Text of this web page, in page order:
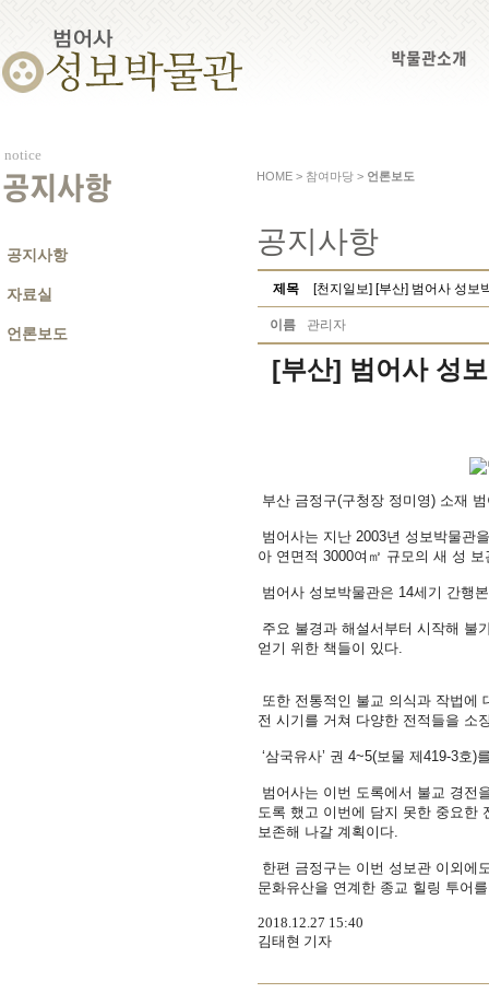
박물관소개
notice
공지사항
공지사항
자료실
언론보도
HOME > 참여마당 > 언론보도
공지사항
제목 [천지일보] [부산] 범어사 성보
이름 관리자
[부산] 범어사 성
부산 금정구(구청장 정미영) 소재
범어사는 지난 2003년 성보박물관
아 연면적 3000여㎡ 규모의 새 성
범어사 성보박물관은 14세기 간행
주요 불경과 해설서부터 시작해 불
얻기 위한 책들이 있다.
또한 전통적인 불교 의식과 작법에
전 시기를 거쳐 다양한 전적들을 소
‘삼국유사’ 권 4~5(보물 제419-3호
범어사는 이번 도록에서 불교 경전
도록 했고 이번에 담지 못한 중요한
보존해 나갈 계획이다.
한편 금정구는 이번 성보관 이외에
문화유산을 연계한 종교 힐링 투어
2018.12.27 15:40
김태현 기자